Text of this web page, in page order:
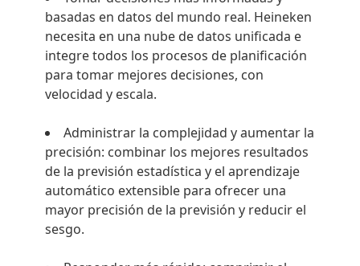
basadas en datos del mundo real. Heineken
necesita en una nube de datos unificada e
integre todos los procesos de planificación
para tomar mejores decisiones, con
velocidad y escala.
Administrar la complejidad y aumentar la
precisión: combinar los mejores resultados
de la previsión estadística y el aprendizaje
automático extensible para ofrecer una
mayor precisión de la previsión y reducir el
sesgo.